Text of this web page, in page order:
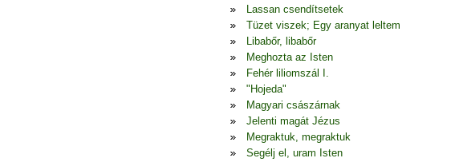
Lassan csendítsetek
Tüzet viszek; Egy aranyat leltem
Libabőr, libabőr
Meghozta az Isten
Fehér liliomszál I.
"Hojeda"
Magyari császárnak
Jelenti magát Jézus
Megraktuk, megraktuk
Segélj el, uram Isten